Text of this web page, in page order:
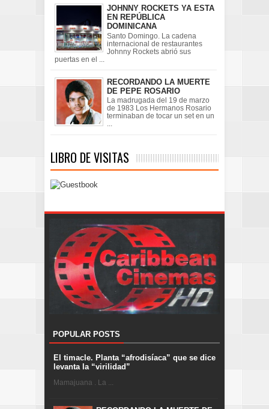
JOHNNY ROCKETS YA ESTA
EN REPÚBLICA
DOMINICANA
Santo Domingo. La cadena
internacional de restaurantes
Johnny Rockets abrió sus
puertas en el ...
RECORDANDO LA MUERTE
DE PEPE ROSARIO
La madrugada del 19 de marzo
de 1983 Los Hermanos Rosario
terminaban de tocar un set en un
LIBRO DE VISITAS
POPULAR POSTS
El timacle. Planta “afrodisíaca” que se dice
levanta la “virilidad”
Mamajuana . La ...